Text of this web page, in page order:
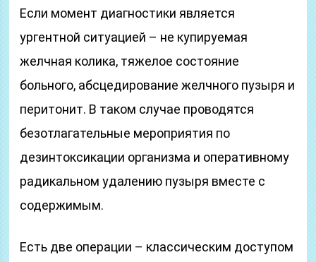
Если момент диагностики является
ургентной ситуацией – не купируемая
желчная колика, тяжелое состояние
больного, абсцедирование желчного пузыря и
перитонит. В таком случае проводятся
безотлагательные мероприятия по
дезинтоксикации организма и оперативному
радикальном удалению пузыря вместе с
содержимым.
Есть две операции – классическим доступом